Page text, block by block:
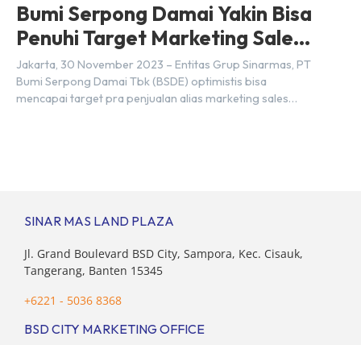
Bumi Serpong Damai Yakin Bisa
Penuhi Target Marketing Sales
Tahun 2023
Jakarta, 30 November 2023 – Entitas Grup Sinarmas, PT
Bumi Serpong Damai Tbk (BSDE) optimistis bisa
mencapai target pra penjualan alias marketing sales
SINAR MAS LAND PLAZA
Jl. Grand Boulevard BSD City, Sampora, Kec. Cisauk,
Tangerang, Banten 15345
+6221 - 5036 8368
BSD CITY MARKETING OFFICE